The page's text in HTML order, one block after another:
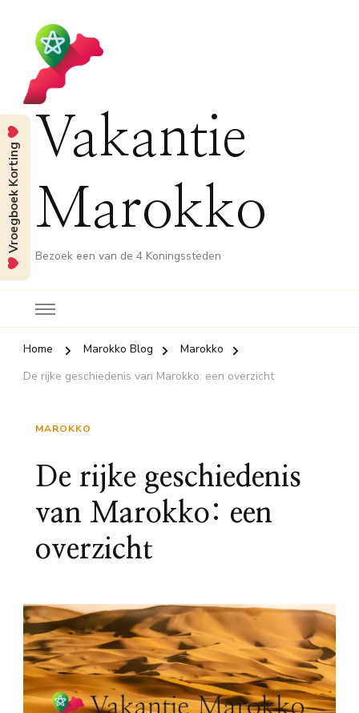
Vakantie
Marokko
Bezoek een van de 4 Koningssteden
Home Marokko Blog
Marokko
De rijke geschiedenis van Marokko: een overzicht
MAROKKO
De rijke geschiedenis
van Marokko: een
overzicht
Vroegboek Korting